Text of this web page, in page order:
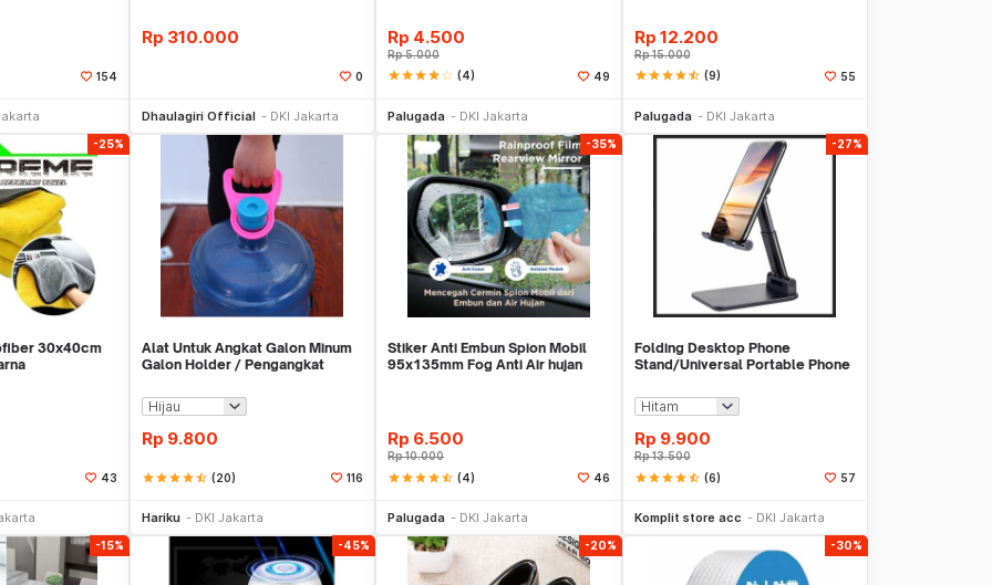
154
Rp 310.000
0
Dhaulagiri Official DKI Jakarta
Rp 4.500
Rp5.000
starstarstarstarstar_border (4) 49
Palugada DKI Jakarta
Rp 12.200
Rp15.000
starstarstarstarstar_half (9) 55
Palugada DKI Jakarta
-25%
30x40cm
43
Alat Untuk Angkat Galon Minum
Galon Holder / Pengangkat
Rp 9.800
starstarstarstarstar_half (20) 116
Hariku DKI Jakarta
-35%
Stiker Anti Embun Spion Mobil
95x135mm Fog Anti Air hujan
Rp 6.500
Rp10.000
starstarstarstarstar_half (4) 46
Palugada DKI Jakarta
-27%
Folding Desktop Phone
Stand/Universal Portable Phone
Rp 9.900
Rp13.500
starstarstarstarstar_half (6) 57
Komplit store acc DKI Jakarta
-15% -45% -20% -30%